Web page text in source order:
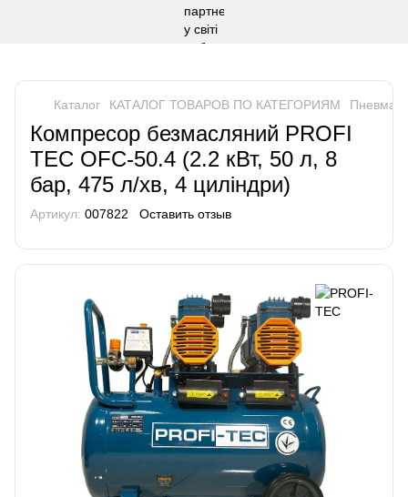
Каталог КАТАЛОГ ТОВАРОВ ПО КАТЕГОРИЯМ
Компресор безмасляний PROFI
TEC OFC-50.4 (2.2 кВт, 50 л, 8
бар, 475 л/хв, 4 циліндри)
Артикул: 007822 Оставить отзыв